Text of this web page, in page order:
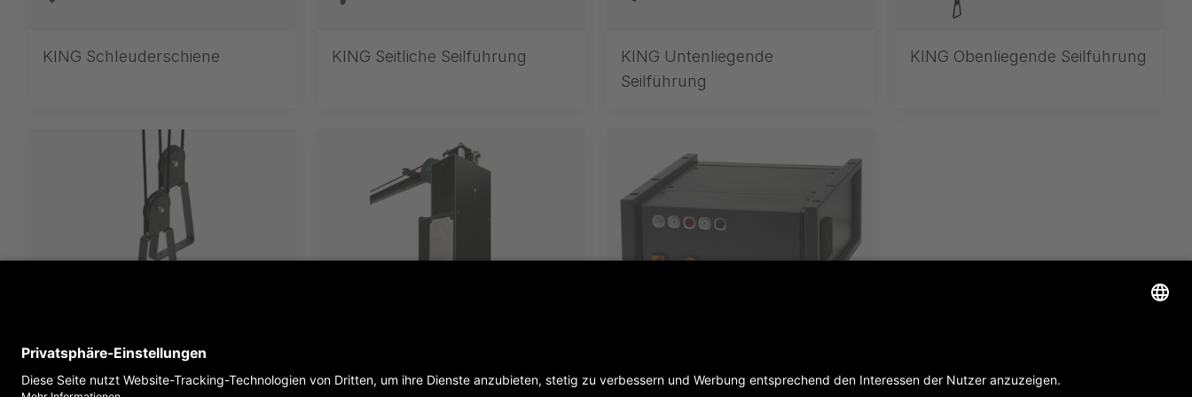
KING Schleuderschiene KING Seitliche Seilführung
KING Untenliegende
Seilführung
KING Obenliegende Seilführung
KING Manuelle Seiltriebe
Antriebe
TRAC-DRIVE Antriebe